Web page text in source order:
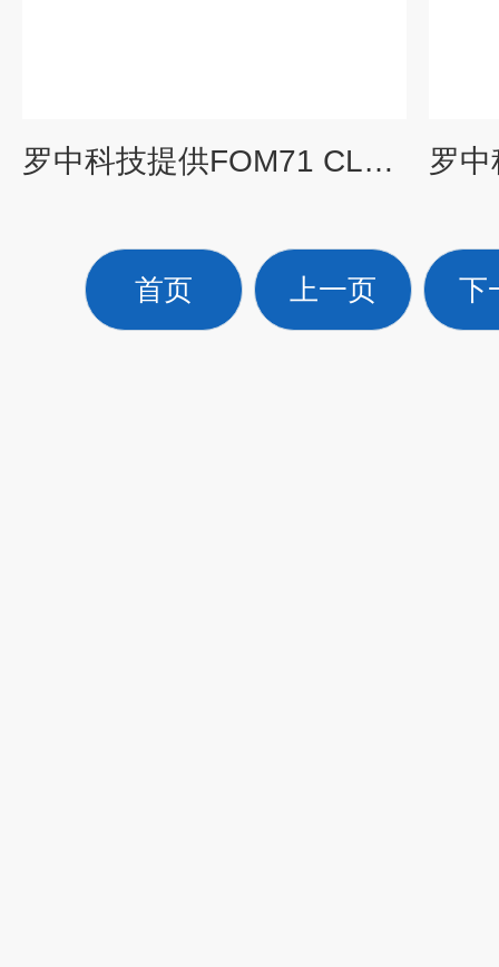
罗中科技提供FOM71 CLS欧标缩水率洗衣机
首页 上一页 下